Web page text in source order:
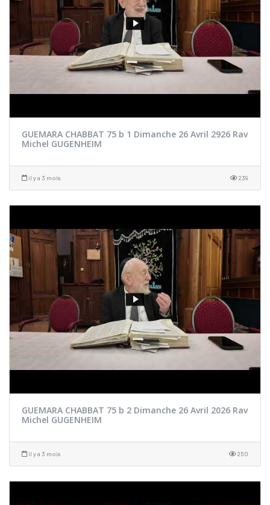
GUEMARA CHABBAT 75 b 1 Dimanche 26 Avril 2926 Rav
Michel GUGENHEIM
il y a 3 mois 239
GUEMARA CHABBAT 75 b 2 Dimanche 26 Avril 2026 Rav
Michel GUGENHEIM
il y a 3 mois 250